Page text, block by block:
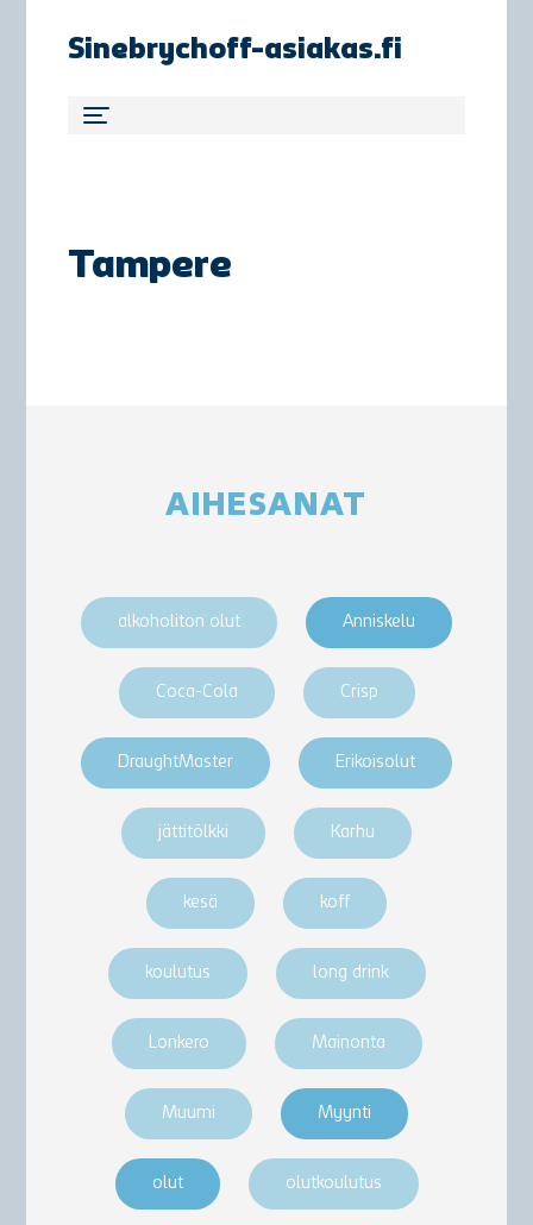
Sinebrychoff-asiakas.fi
Tampere
AIHESANAT
alkoholiton olut Anniskelu
Coca-Cola Crisp
DraughtMaster Erikoisolut
jättitölkki Karhu
kesä koff
koulutus long drink
Lonkero Mainonta
Muumi Myynti
olut olutkoulutus